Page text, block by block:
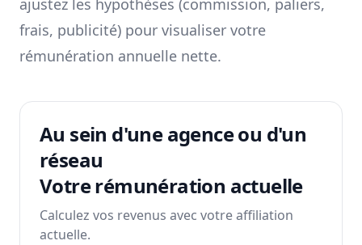
ajustez les hypothèses (commission, paliers,
frais, publicité) pour visualiser votre
rémunération annuelle nette.
Au sein d'une agence ou d'un
réseau
Votre rémunération actuelle
Calculez vos revenus avec votre affiliation
actuelle.